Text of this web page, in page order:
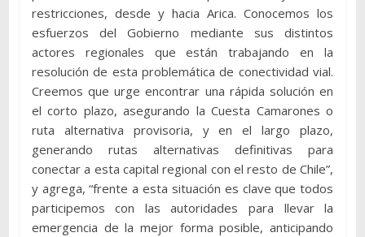
restricciones, desde y hacia Arica. Conocemos los
esfuerzos del Gobierno mediante sus distintos
actores regionales que están trabajando en la
resolución de esta problemática de conectividad vial.
Creemos que urge encontrar una rápida solución en
el corto plazo, asegurando la Cuesta Camarones o
ruta alternativa provisoria, y en el largo plazo,
generando rutas alternativas definitivas para
conectar a esta capital regional con el resto de Chile”,
y agrega, “frente a esta situación es clave que todos
participemos con las autoridades para llevar la
emergencia de la mejor forma posible, anticipando